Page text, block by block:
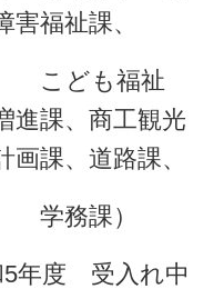
福祉課、
祉
進課、商工観光
課、道路課、
）
年度 受入れ中